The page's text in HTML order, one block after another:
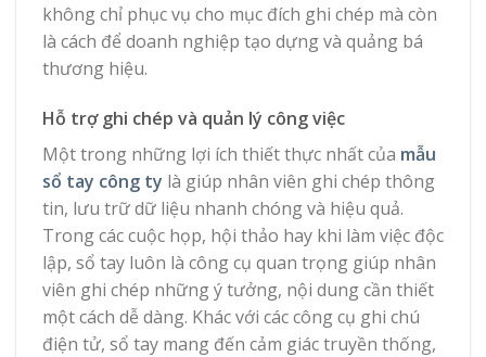
không chỉ phục vụ cho mục đích ghi chép mà còn
là cách để doanh nghiệp tạo dựng và quảng bá
thương hiệu.
Hỗ trợ ghi chép và quản lý công việc
Một trong những lợi ích thiết thực nhất của mẫu
sổ tay công ty là giúp nhân viên ghi chép thông
tin, lưu trữ dữ liệu nhanh chóng và hiệu quả.
Trong các cuộc họp, hội thảo hay khi làm việc độc
lập, sổ tay luôn là công cụ quan trọng giúp nhân
viên ghi chép những ý tưởng, nội dung cần thiết
một cách dễ dàng. Khác với các công cụ ghi chú
điện tử, sổ tay mang đến cảm giác truyền thống,